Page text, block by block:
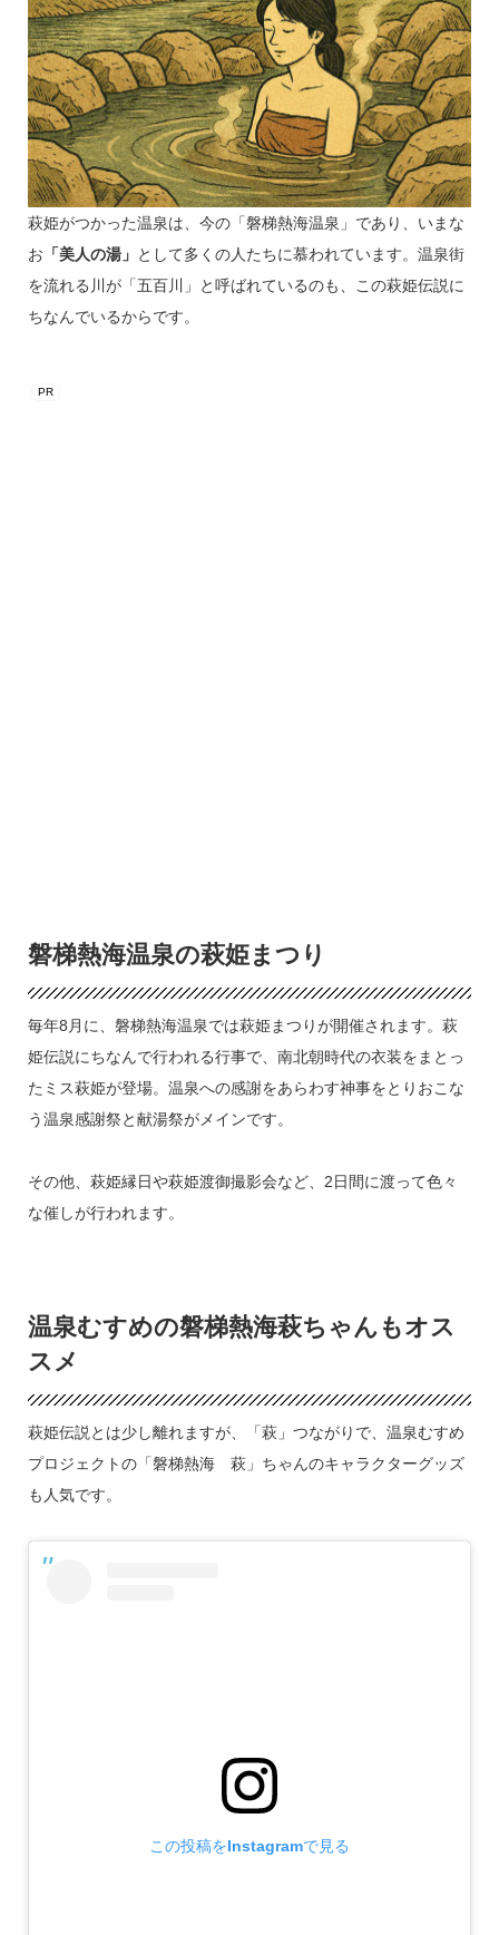
萩姫がつかった温泉は、今の「磐梯熱海温泉」であり、いまな
お 「美人の湯」 として多くの人たちに慕われています。温泉街
を流れる川が「五百川」と呼ばれているのも、この萩姫伝説に
ちなんでいるからです。
磐梯熱海温泉の萩姫まつり
毎年8月に、磐梯熱海温泉では萩姫まつりが開催されます。萩
姫伝説にちなんで行われる行事で、南北朝時代の衣装をまとっ
たミス萩姫が登場。温泉への感謝をあらわす神事をとりおこな
う温泉感謝祭と献湯祭がメインです。
その他、萩姫縁日や萩姫渡御撮影会など、2日間に渡って色々
な催しが行われます。
温泉むすめの磐梯熱海萩ちゃんもオス
スメ
萩姫伝説とは少し離れますが、「萩」つながりで、温泉むすめ
プロジェクトの「磐梯熱海 萩」ちゃんのキャラクターグッズ
も人気です。
この投稿をInstagramで見る